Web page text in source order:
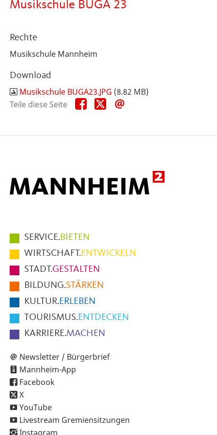
Musikschule BUGA 23
Rechte
Musikschule Mannheim
Download
Musikschule BUGA23.JPG (8.82 MB)
Teile diese Seite
Teile
diese
Teile
diese
Hauptmenüpunkte
im
Fußbereich
der
Seite
SERVICE.BIETEN
WIRTSCHAFT.ENTWICKELN
STADT.GESTALTEN
BILDUNG.STÄRKEN
KULTUR.ERLEBEN
TOURISMUS.ENTDECKEN
KARRIERE.MACHEN
Newsletter / Bürgerbrief
Mannheim-App
Facebook
X
YouTube
Livestream Gremiensitzungen
Instagram